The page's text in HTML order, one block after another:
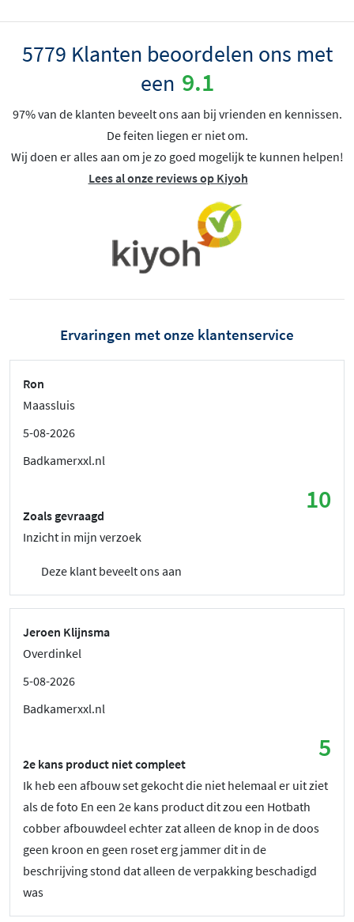
5779 Klanten beoordelen ons met
een 9.1
97% van de klanten beveelt ons aan bij vrienden en kennissen.
De feiten liegen er niet om.
Wij doen er alles aan om je zo goed mogelijk te kunnen helpen!
Lees al onze reviews op Kiyoh
Ervaringen met onze klantenservice
Ron
Maassluis
5-08-2026
Badkamerxxl.nl
10
Zoals gevraagd
Inzicht in mijn verzoek
Deze klant beveelt ons aan
Jeroen Klijnsma
Overdinkel
5-08-2026
Badkamerxxl.nl
5
2e kans product niet compleet
Ik heb een afbouw set gekocht die niet helemaal er uit ziet
als de foto En een 2e kans product dit zou een Hotbath
cobber afbouwdeel echter zat alleen de knop in de doos
geen kroon en geen roset erg jammer dit in de
beschrijving stond dat alleen de verpakking beschadigd
was